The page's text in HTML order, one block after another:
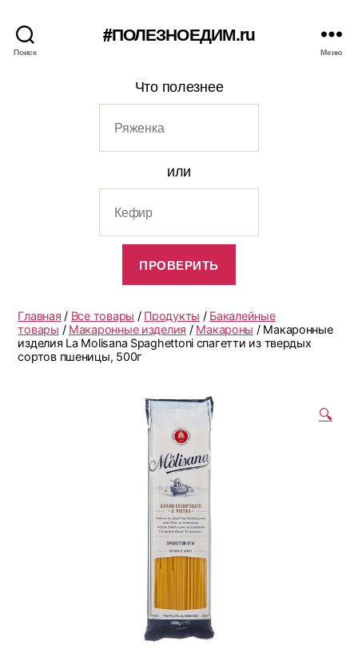
Поиск
#ПОЛЕЗНОЕДИМ.ru
Меню
Что полезнее
или
Главная / Все товары / Продукты / Бакалейные
товары / Макаронные изделия / Макароны / Макаронные
изделия La Molisana Spaghettoni спагетти из твердых
сортов пшеницы, 500г
🔍